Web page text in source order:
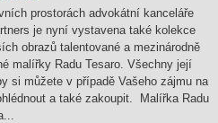
prostorách advokátní kanceláře
je nyní vystavena také kolekce
obrazů talentované a mezinárodně
malířky Radu Tesaro. Všechny její
si můžete v případě Vašeho zájmu na
a také zakoupit. Malířka Radu